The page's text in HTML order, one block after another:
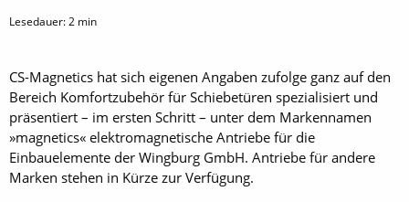
Lesedauer:2 min
CS-Magnetics hat sich eigenen Angaben zufolge ganz auf den
Bereich Komfortzubehör für Schiebetüren spezialisiert und
präsentiert – im ersten Schritt – unter dem Markennamen
»magnetics« elektromagnetische Antriebe für die
Einbauelemente der Wingburg GmbH. Antriebe für andere
Marken stehen in Kürze zur Verfügung.